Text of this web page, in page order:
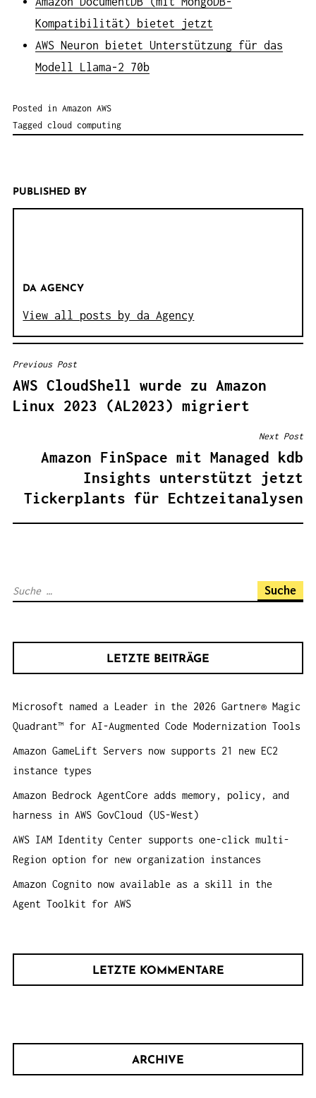
Kompatibilität) bietet jetzt
AWS Neuron bietet Unterstützung für das
Modell Llama-2 70b
Posted in Amazon AWS
Tagged cloud computing
PUBLISHED BY
DA AGENCY
View all posts by da Agency
B
E
I
G
I
I
Previous Post
AWS CloudShell wurde zu Amazon
Linux 2023 (AL2023) migriert
Next Post
Amazon FinSpace mit Managed kdb
Insights unterstützt jetzt
Tickerplants für Echtzeitanalysen
S
a
c
h
:
LETZTE BEITRÄGE
Microsoft named a Leader in the 2026 Gartner® Magic
Quadrant™ for AI-Augmented Code Modernization Tools
Amazon GameLift Servers now supports 21 new EC2
instance types
Amazon Bedrock AgentCore adds memory, policy, and
harness in AWS GovCloud (US-West)
AWS IAM Identity Center supports one-click multi-
Region option for new organization instances
Amazon Cognito now available as a skill in the
Agent Toolkit for AWS
LETZTE KOMMENTARE
ARCHIVE